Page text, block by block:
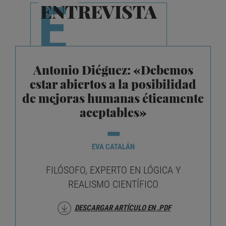
E
ENTREVISTA
Antonio Diéguez: «Debemos
estar abiertos a la posibilidad
de mejoras humanas éticamente
aceptables»
EVA CATALÁN
FILÓSOFO, EXPERTO EN LÓGICA Y
REALISMO CIENTÍFICO
DESCARGAR ARTÍCULO EN .PDF